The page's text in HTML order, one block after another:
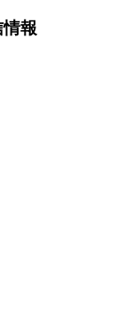
報